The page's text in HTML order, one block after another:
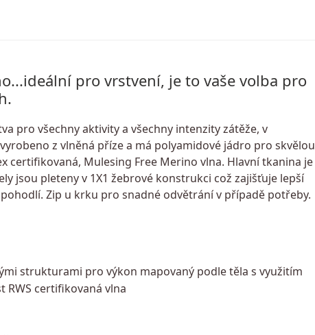
pro vrstvení, je to vaše volba pro
pro všechny aktivity a všechny intenzity zátěže, v
z vlněná příze a má polyamidové jádro pro skvělou
certifikovaná, Mulesing Free Merino vlna. Hlavní tkanina je
jsou pleteny v 1X1 žebrové konstrukci což zajišťuje lepší
Zip u krku pro snadné odvětrání v případě potřeby.
strukturami pro výkon mapovaný podle těla s využitím
certifikovaná vlna